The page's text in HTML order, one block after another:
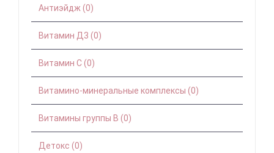
Антиэйдж (0)
Витамин Д3 (0)
Витамин С (0)
Витамино-минеральные комплексы (0)
Витамины группы B (0)
Детокс (0)